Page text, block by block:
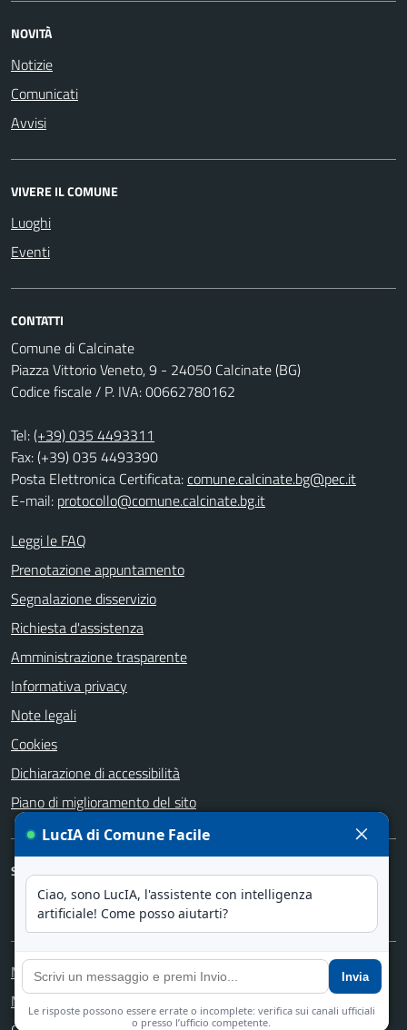
NOVITÀ
Notizie
Comunicati
Avvisi
VIVERE IL COMUNE
Luoghi
Eventi
CONTATTI
Comune di Calcinate
Piazza Vittorio Veneto, 9 - 24050 Calcinate (BG)
Codice fiscale / P. IVA: 00662780162
Tel:(+39) 035 4493311
Fax: (+39) 035 4493390
Posta Elettronica Certificata:comune.calcinate.bg@pec.it
E-mail: protocollo@comune.calcinate.bg.it
Leggi le FAQ
Prenotazione appuntamento
Segnalazione disservizio
Richiesta d'assistenza
Amministrazione trasparente
Informativa privacy
Note legali
Cookies
Dichiarazione di accessibilità
Piano di miglioramento del sito
SEGUICI SU
FacebookInstagramYouTube
Media policy
Mappa del sito